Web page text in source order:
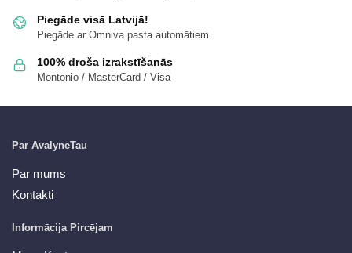
Piegāde visā Latvijā!
Piegāde ar Omniva pasta automātiem
100% droša izrakstīšanās
Montonio / MasterCard / Visa
Par AvalyneTau
Par mums
Kontakti
Informācija Pircējam